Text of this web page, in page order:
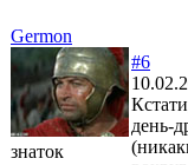
Germon
знаток
#6
день-